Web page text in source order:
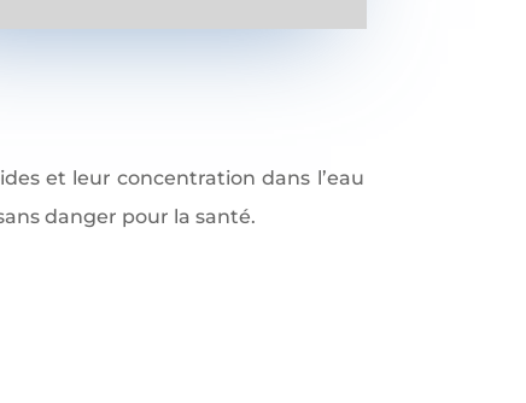
et leur concentration dans l’eau
danger pour la santé.